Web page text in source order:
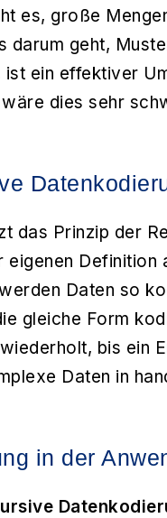
es, große
geht,
ein effektiver
dies sehr
das Prinzip der
eigenen
Daten so
gleiche Form
bis ein
Daten in
in der